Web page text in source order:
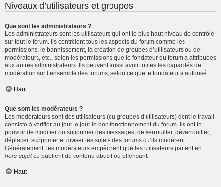
Niveaux d’utilisateurs et groupes
Que sont les administrateurs ?
Les administrateurs sont les utilisateurs qui ont le plus haut niveau de contrôle
sur tout le forum. Ils contrôlent tous les aspects du forum comme les
permissions, le bannissement, la création de groupes d’utilisateurs ou de
modérateurs, etc., selon les permissions que le fondateur du forum a attribuées
aux autres administrateurs. Ils peuvent aussi avoir toutes les capacités de
modération sur l’ensemble des forums, selon ce que le fondateur a autorisé.
Haut
Que sont les modérateurs ?
Les modérateurs sont des utilisateurs (ou groupes d’utilisateurs) dont le travail
consiste à vérifier au jour le jour le bon fonctionnement du forum. Ils ont le
pouvoir de modifier ou supprimer des messages, de verrouiller, déverrouiller,
déplacer, supprimer et diviser les sujets des forums qu’ils modèrent.
Généralement, les modérateurs empêchent que les utilisateurs partent en
hors-sujetou publient du contenu abusif ou offensant.
Haut